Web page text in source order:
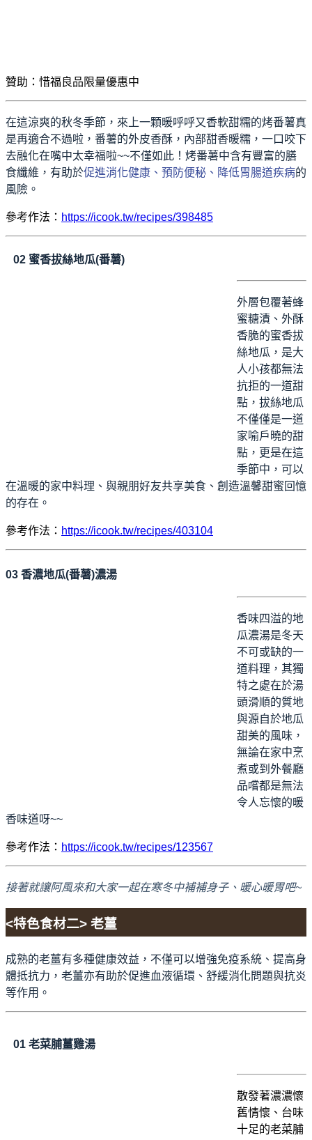
贊助：惜福良品限量優惠中
在這涼爽的秋冬季節，來上一顆暖呼呼又香軟甜糯的烤番薯真
是再適合不過啦，番薯的外皮香酥，內部甜香暖糯，一口咬下
去融化在嘴中太幸福啦~~不僅如此！烤番薯中含有豐富的膳
食纖維，有助於促進消化健康、預防便秘、降低胃腸道疾病的
風險。
參考作法： https://icook.tw/recipes/398485
02蜜香拔絲地瓜(番薯)
外層包覆著蜂
蜜糖漬、外酥
香脆的蜜香拔
絲地瓜，是大
人小孩都無法
抗拒的一道甜
點，拔絲地瓜
不僅僅是一道
家喻戶曉的甜
點，更是在這
季節中，可以
在溫暖的家中料理、與親朋好友共享美食、創造溫馨甜蜜回憶
的存在。
參考作法： https://icook.tw/recipes/403104
03 香濃地瓜(番薯)濃湯
香味四溢的地
瓜濃湯是冬天
不可或缺的一
道料理，其獨
特之處在於湯
頭滑順的質地
與源自於地瓜
甜美的風味，
無論在家中烹
煮或到外餐廳
品嚐都是無法
令人忘懷的暖
香味道呀~~
參考作法： https://icook.tw/recipes/123567
接著就讓阿風來和大家一起在寒冬中補補身子、暖心暖胃吧~
<特色食材二> 老薑
成熟的老薑有多種健康效益，不僅可以增強免疫系統、提高身
體抵抗力，老薑亦有助於促進血液循環、舒緩消化問題與抗炎
等作用。
01 老菜脯薑雞湯
散發著濃濃懷
舊情懷、台味
十足的老菜脯